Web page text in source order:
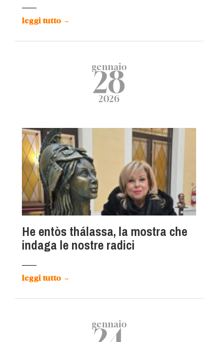
leggi tutto →
gennaio
28
2026
He entòs thálassa, la mostra che
indaga le nostre radici
leggi tutto →
gennaio